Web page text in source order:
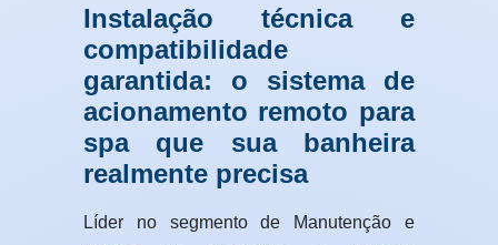
Instalação técnica e
compatibilidade
garantida: o sistema de
acionamento remoto para
spa que sua banheira
realmente precisa
Líder no segmento de Manutenção e